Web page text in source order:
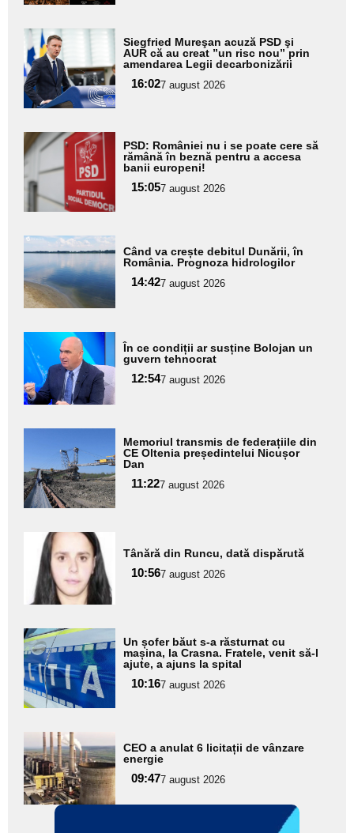
Adaugă
aici textul
pentru
subtitlu
Siegfried Mureşan acuză PSD şi
AUR că au creat ”un risc nou” prin
amendarea Legii decarbonizării
16:027 august 2026
Adaugă
aici textul
pentru
subtitlu
PSD: României nu i se poate cere să
rămână în beznă pentru a accesa
banii europeni!
15:057 august 2026
Adaugă
aici textul
pentru
subtitlu
Când va crește debitul Dunării, în
România. Prognoza hidrologilor
14:427 august 2026
Adaugă
aici textul
pentru
subtitlu
În ce condiții ar susține Bolojan un
guvern tehnocrat
12:547 august 2026
aici textul
pentru
subtitlu
Memoriul transmis de federațiile din
CE Oltenia președintelui Nicușor
Dan
11:227 august 2026
Adaugă
aici textul
pentru
subtitlu
Tânără din Runcu, dată dispărută
10:567 august 2026
Adaugă
aici textul
pentru
subtitlu
Un șofer băut s-a răsturnat cu
mașina, la Crasna. Fratele, venit să-l
ajute, a ajuns la spital
10:167 august 2026
Adaugă
aici textul
pentru
subtitlu
CEO a anulat 6 licitații de vânzare
energie
09:477 august 2026